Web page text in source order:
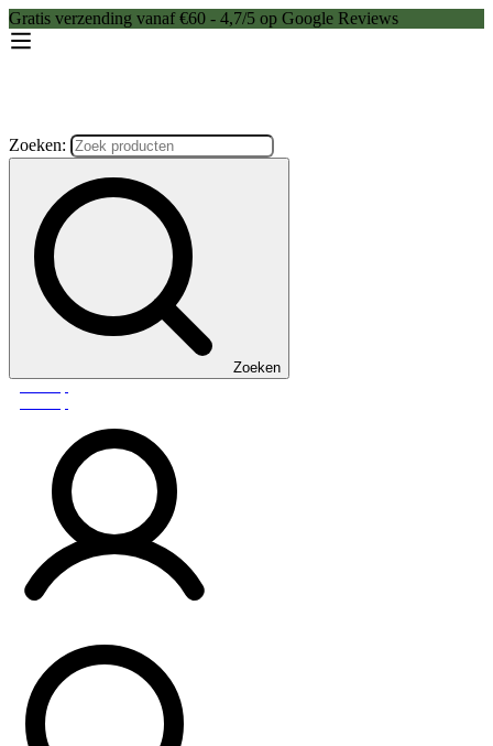
Gratis verzending vanaf €60 - 4,7/5 op Google Reviews
Zoeken:
Zoeken